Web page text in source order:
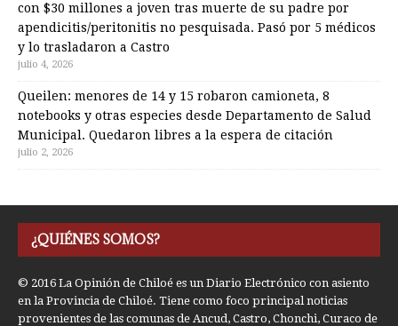
con $30 millones a joven tras muerte de su padre por
apendicitis/peritonitis no pesquisada. Pasó por 5 médicos
y lo trasladaron a Castro
julio 4, 2026
Queilen: menores de 14 y 15 robaron camioneta, 8
notebooks y otras especies desde Departamento de Salud
Municipal. Quedaron libres a la espera de citación
julio 2, 2026
¿QUIÉNES SOMOS?
© 2016 La Opinión de Chiloé es un Diario Electrónico con asiento
en la Provincia de Chiloé. Tiene como foco principal noticias
provenientes de las comunas de Ancud, Castro, Chonchi, Curaco de